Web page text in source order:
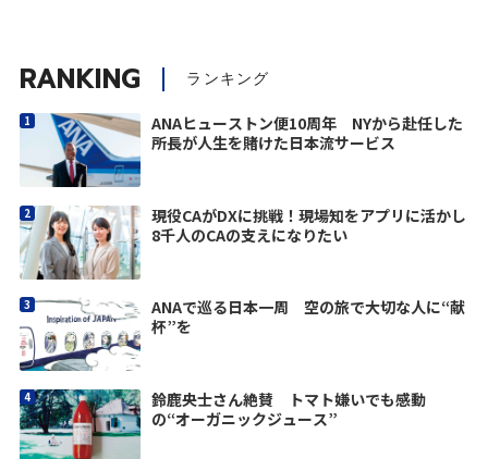
RANKING ランキング
ANAヒューストン便10周年 NYから赴任した
所長が人生を賭けた日本流サービス
現役CAがDXに挑戦！現場知をアプリに活かし
8千人のCAの支えになりたい
ANAで巡る日本一周 空の旅で大切な人に“献
杯”を
鈴鹿央士さん絶賛 トマト嫌いでも感動
の“オーガニックジュース”